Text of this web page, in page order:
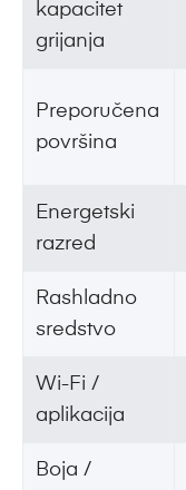
kapacitet
grijanja
Preporučena
površina
Energetski
razred
Rashladno
sredstvo
Wi-Fi /
aplikacija
Boja /